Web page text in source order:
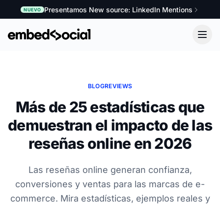
NUEVO Presentamos New source: LinkedIn Mentions
BLOGREVIEWS
Más de 25 estadísticas que
demuestran el impacto de las
reseñas online en 2026
Las reseñas online generan confianza,
conversiones y ventas para las marcas de e-
commerce. Mira estadísticas, ejemplos reales y